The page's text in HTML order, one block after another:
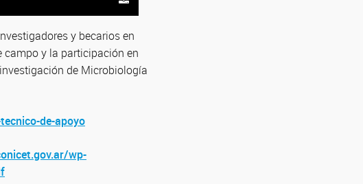
y becarios en
campo y la participación en
de Microbiología
de-apoyo
wp-